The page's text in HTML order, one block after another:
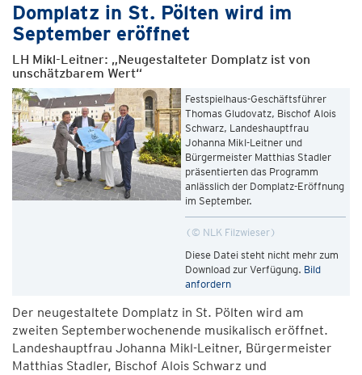
Domplatz in St. Pölten wird im
September eröffnet
LH Mikl-Leitner: „Neugestalteter Domplatz ist von
unschätzbarem Wert“
Festspielhaus-Geschäftsführer
Thomas Gludovatz, Bischof Alois
Schwarz, Landeshauptfrau
Johanna Mikl-Leitner und
Bürgermeister Matthias Stadler
präsentierten das Programm
anlässlich der Domplatz-Eröffnung
im September.
© NLK Filzwieser
Diese Datei steht nicht mehr zum
Download zur Verfügung. Bild
anfordern
Der neugestaltete Domplatz in St. Pölten wird am
zweiten Septemberwochenende musikalisch eröffnet.
Landeshauptfrau Johanna Mikl-Leitner, Bürgermeister
Matthias Stadler, Bischof Alois Schwarz und